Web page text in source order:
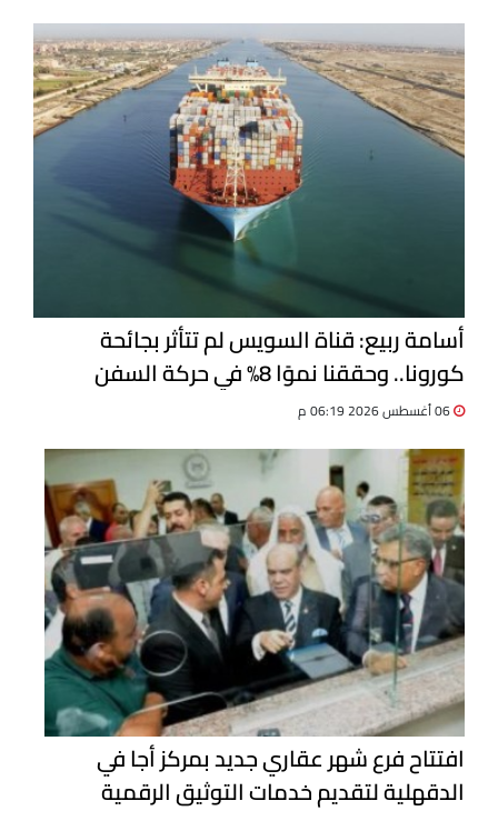
أسامة ربيع: قناة السويس لم تتأثر بجائحة
كورونا.. وحققنا نموًا 8% في حركة السفن
افتتاح فرع شهر عقاري جديد بمركز أجا في
الدقهلية لتقديم خدمات التوثيق الرقمية